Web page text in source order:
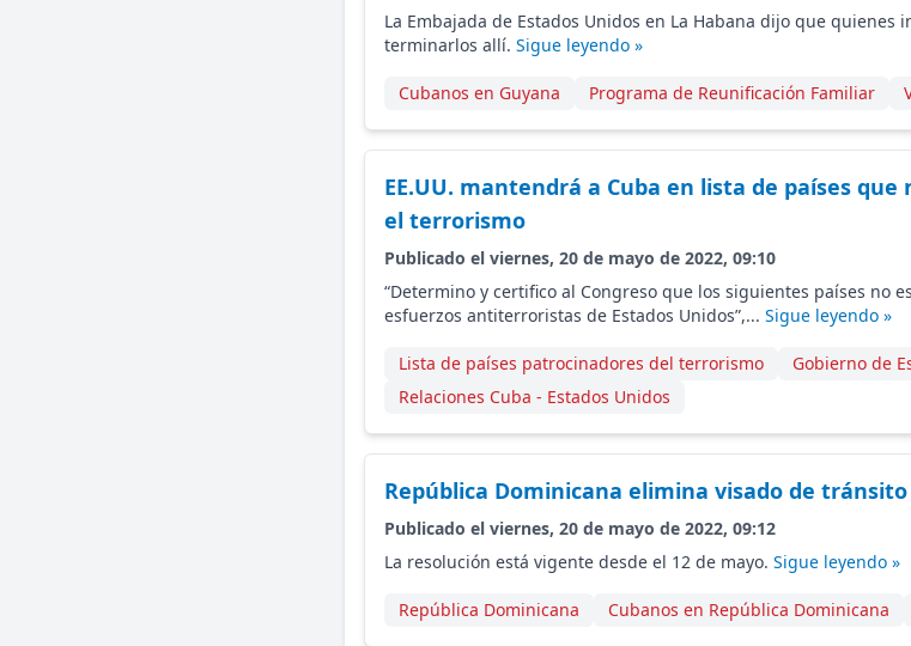
La Embajada de Estados Unidos en La Habana dijo que
terminarlos allí. Sigue leyendo »
Cubanos en Guyana Programa de Reunificación Familiar
EE.UU. mantendrá a Cuba en lista de países
el terrorismo
Publicado el viernes, 20 de mayo de 2022, 09:10
“Determino y certifico al Congreso que los siguientes países no
esfuerzos antiterroristas de Estados Unidos”,... Sigue leyendo »
Lista de países patrocinadores del terrorismo Gobierno de
Relaciones Cuba - Estados Unidos
República Dominicana elimina visado de
Publicado el viernes, 20 de mayo de 2022, 09:12
La resolución está vigente desde el 12 de mayo. Sigue leyendo »
República Dominicana Cubanos en República Dominicana